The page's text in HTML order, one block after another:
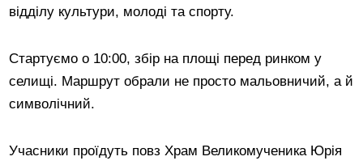
відділу культури, молоді та спорту.
Стартуємо о 10:00, збір на площі перед ринком у
селищі. Маршрут обрали не просто мальовничий, а й
символічний.
Учасники проїдуть повз Храм Великомученика Юрія